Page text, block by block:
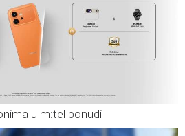
u m:tel ponudi